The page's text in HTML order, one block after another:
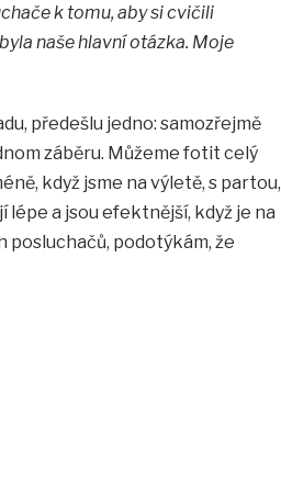
k tomu, aby si cvičili
naše hlavní otázka. Moje
předešlu jedno: samozřejmě
záběru. Můžeme fotit celý
když jsme na výletě, s partou,
lépe a jsou efektnější, když je na
posluchačů, podotýkám, že